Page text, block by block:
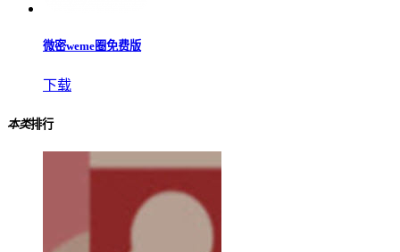
微密weme圈免费版
下载
本类排行